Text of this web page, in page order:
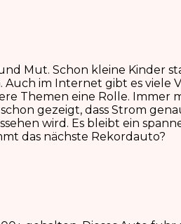
Mut. Schon kleine Kinder
im Internet gibt es viele
Themen eine Rolle. Immer
gezeigt, dass Strom
wird. Es bleibt ein
das nächste Rekordauto?